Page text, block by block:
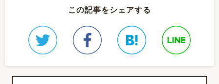
この記事をシェアする